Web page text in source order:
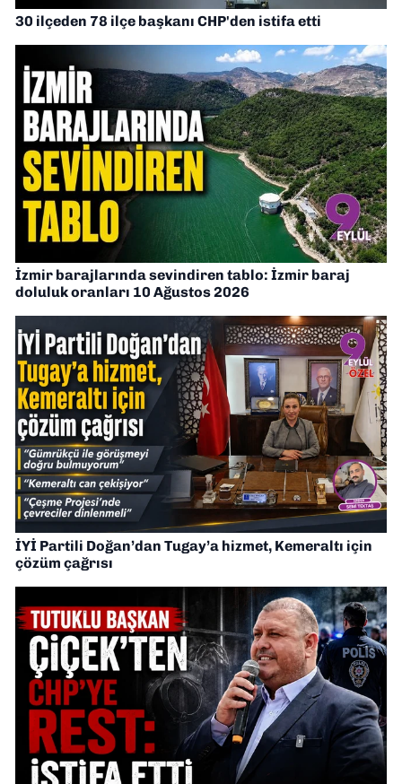
30 ilçeden 78 ilçe başkanı CHP'den istifa etti
İzmir barajlarında sevindiren tablo: İzmir baraj
doluluk oranları 10 Ağustos 2026
İYİ Partili Doğan’dan Tugay’a hizmet, Kemeraltı için
çözüm çağrısı